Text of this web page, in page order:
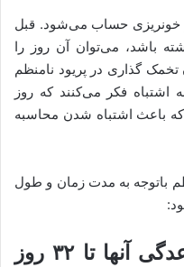
خونریزی حساب می‌شود. قبل
باشد، می‌توان آن روز را
گذاری در پریود نامنظم
اشتباه فکر می‌کنند که روز
که باعث اشتباه شدن محاسبه
باتوجه به مدت زمان و طول
برای زنانی که چرخه قاعدگی آنها تا ۳۲ روز